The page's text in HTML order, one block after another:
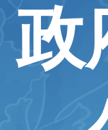
政